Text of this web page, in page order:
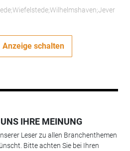
Anzeige schalten
IHRE MEINUNG
Leser zu allen Branchenthemen
Bitte achten Sie bei Ihren